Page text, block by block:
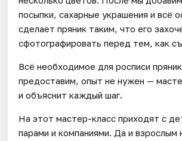
посыпки, сахарные украшения и всё
сделает пряник таким, что его
сфотографировать перед тем, как
Всё необходимое для росписи
предоставим, опыт не нужен —
и объяснит каждый шаг.
На этот мастер-класс приходят с
парами и компаниями. Да и взрослым